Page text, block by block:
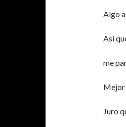
Algo
Asi
me
Juro